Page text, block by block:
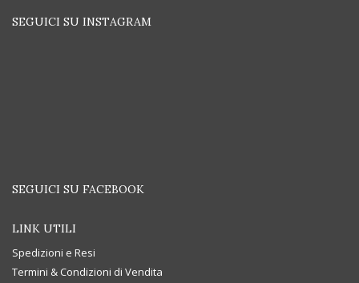
SEGUICI SU INSTAGRAM
SEGUICI SU FACEBOOK
LINK UTILI
Spedizioni e Resi
Termini & Condizioni di Vendita